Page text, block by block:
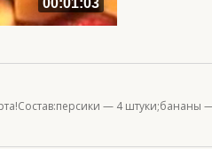
00:01:03
— 4